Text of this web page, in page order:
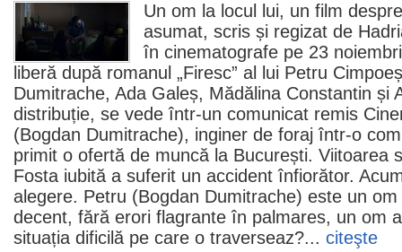
Un om la locul lui, un film
asumat, scris și regizat de
în cinematografe pe 23
liberă după romanul „Firesc” al lui Petru
Dumitrache, Ada Galeș, Mădălina Constantin și
distribuție, se vede într-un comunicat remis
(Bogdan Dumitrache), inginer de foraj într-o
primit o ofertă de muncă la București. Viitoarea
Fosta iubită a suferit un accident înfiorător.
alegere. Petru (Bogdan Dumitrache) este un
decent, fără erori flagrante în palmares, un om
situația dificilă pe care o traverseaz?... citeşte